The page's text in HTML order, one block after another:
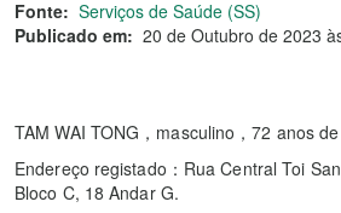
Fonte: Serviços de Saúde (SS)
Publicado em: 20 de Outubro de 2023
TAM WAI TONG，masculino，72 anos
Endereço registado：Rua Central Toi
Bloco C, 18 Andar G.